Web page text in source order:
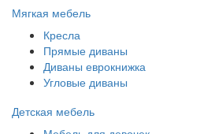
Мягкая мебель
Кресла
Прямые диваны
Диваны еврокнижка
Угловые диваны
Детская мебель